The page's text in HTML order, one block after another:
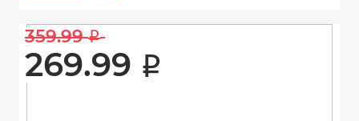
359.99 i
269.99 i